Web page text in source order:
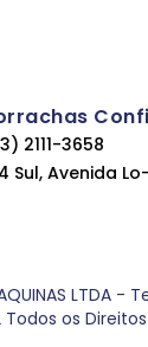
2111-3658
Sul, Avenida
MAQUINAS
os